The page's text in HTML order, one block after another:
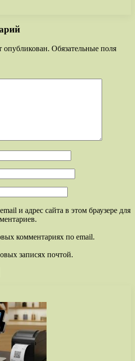
опубликован. Обязательные поля
и адрес сайта в этом браузере для
комментариях по email.
записях почтой.